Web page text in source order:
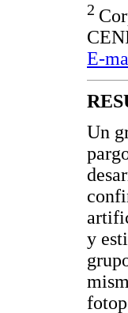
2
E-
Un
y